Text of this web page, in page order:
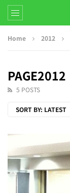
Home 2012
PAGE2012
5 POSTS
SORT BY: LATEST